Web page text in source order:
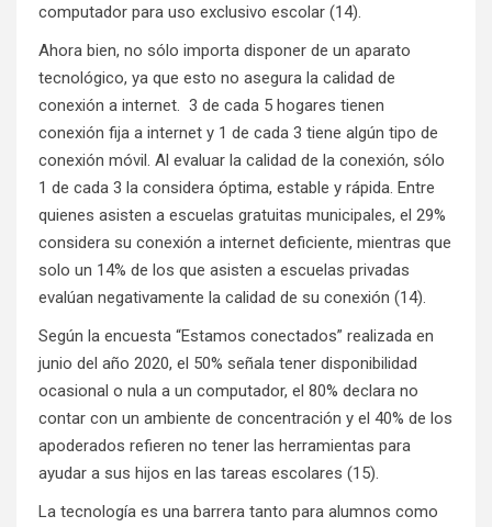
computador para uso exclusivo escolar (14).
Ahora bien, no sólo importa disponer de un aparato
tecnológico, ya que esto no asegura la calidad de
conexión a internet. 3 de cada 5 hogares tienen
conexión fija a internet y 1 de cada 3 tiene algún tipo de
conexión móvil. Al evaluar la calidad de la conexión, sólo
1 de cada 3 la considera óptima, estable y rápida. Entre
quienes asisten a escuelas gratuitas municipales, el 29%
considera su conexión a internet deficiente, mientras que
solo un 14% de los que asisten a escuelas privadas
evalúan negativamente la calidad de su conexión (14).
Según la encuesta “Estamos conectados” realizada en
junio del año 2020, el 50% señala tener disponibilidad
ocasional o nula a un computador, el 80% declara no
contar con un ambiente de concentración y el 40% de los
apoderados refieren no tener las herramientas para
ayudar a sus hijos en las tareas escolares (15).
La tecnología es una barrera tanto para alumnos como